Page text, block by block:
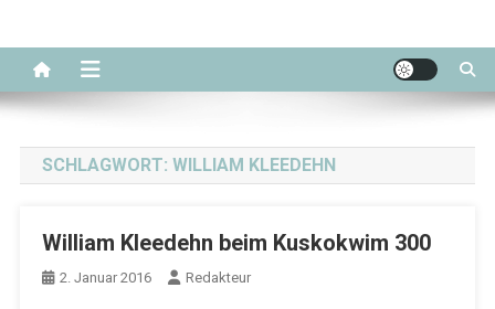
SCHLAGWORT: WILLIAM KLEEDEHN
William Kleedehn beim Kuskokwim 300
2. Januar 2016 Redakteur